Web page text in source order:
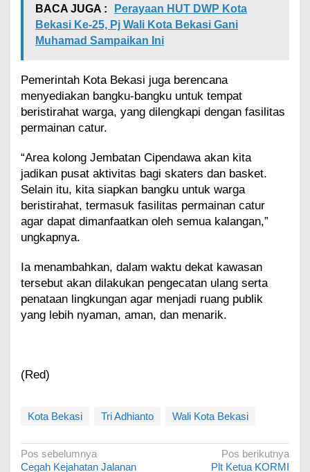
BACA JUGA :
Perayaan HUT DWP Kota
Bekasi Ke-25, Pj Wali Kota Bekasi Gani
Muhamad Sampaikan Ini
Pemerintah Kota Bekasi juga berencana
menyediakan bangku-bangku untuk tempat
beristirahat warga, yang dilengkapi dengan fasilitas
permainan catur.
“Area kolong Jembatan Cipendawa akan kita
jadikan pusat aktivitas bagi skaters dan basket.
Selain itu, kita siapkan bangku untuk warga
beristirahat, termasuk fasilitas permainan catur
agar dapat dimanfaatkan oleh semua kalangan,”
ungkapnya.
Ia menambahkan, dalam waktu dekat kawasan
tersebut akan dilakukan pengecatan ulang serta
penataan lingkungan agar menjadi ruang publik
yang lebih nyaman, aman, dan menarik.
(Red)
Kota Bekasi Tri Adhianto Wali Kota Bekasi
N
Pos sebelumnya
Cegah Kejahatan Jalanan
Pos berikutnya
Plt Ketua KORMI